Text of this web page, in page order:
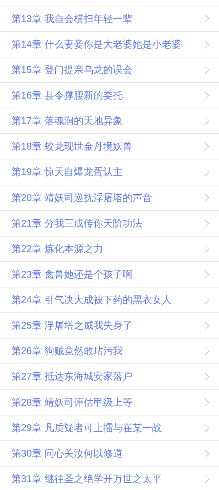
第13章 我自会横扫年轻一辈
第14章 什么妻妾你是大老婆她是小老婆
第15章 登门提亲乌龙的误会
第16章 县令撑腰新的委托
第17章 落魂涧的天地异象
第18章 蛟龙现世金丹境妖兽
第19章 惊天自爆龙蛋认主
第20章 靖妖司巡抚浮屠塔的声音
第21章 分我三成传你天阶功法
第22章 炼化本源之力
第23章 禽兽她还是个孩子啊
第24章 引气决大成被下药的黑衣女人
第25章 浮屠塔之威我失身了
第26章 狗贼竟然敢玷污我
第27章 抵达东海城安家落户
第28章 靖妖司评估甲级上等
第29章 凡质疑者可上擂与崔某一战
第30章 问心关汝何以修道
第31章 继往圣之绝学开万世之太平